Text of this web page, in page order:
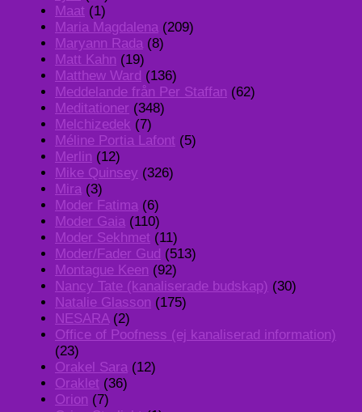
Maat (1)
Maria Magdalena (209)
Maryann Rada (8)
Matt Kahn (19)
Matthew Ward (136)
Meddelande från Per Staffan (62)
Meditationer (348)
Melchizedek (7)
Méline Portia Lafont (5)
Merlin (12)
Mike Quinsey (326)
Mira (3)
Moder Fatima (6)
Moder Gaia (110)
Moder Sekhmet (11)
Moder/Fader Gud (513)
Montague Keen (92)
Nancy Tate (kanaliserade budskap) (30)
Natalie Glasson (175)
NESARA(2)
Office of Poofness (ej kanaliserad information)
(23)
Orakel Sara (12)
Oraklet (36)
Orion (7)